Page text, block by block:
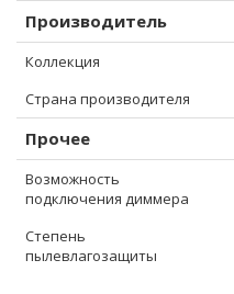
Производитель
Коллекция
Страна производителя
Прочее
Возможность
подключения диммера
Степень
пылевлагозащиты